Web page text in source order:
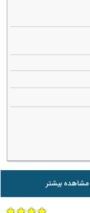
مشاهده بیشتر